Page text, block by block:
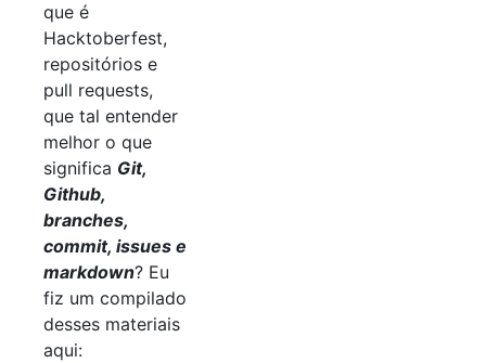
que é
Hacktoberfest,
repositórios e
pull requests,
que tal entender
melhor o que
significa Git,
Github,
branches,
commit, issues e
markdown? Eu
fiz um compilado
desses materiais
aqui: